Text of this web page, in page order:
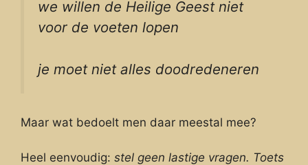
we willen de Heilige Geest niet
voor de voeten lopen
je moet niet alles doodredeneren
Maar wat bedoelt men daar meestal mee?
Heel eenvoudig: stel geen lastige vragen. Toets